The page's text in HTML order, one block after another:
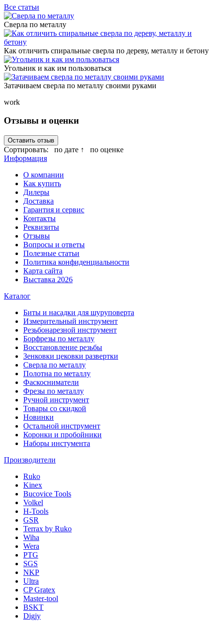
Все статьи
Сверла по металлу
Как отличить спиральные сверла по дереву, металлу и бетону
Угольник и как им пользоваться
Затачиваем сверла по металлу своими руками
work
Отзывы и оценки
Оставить отзыв
Сортировать: по дате ↑
по оценке
Информация
О компании
Как купить
Дилеры
Доставка
Гарантия и сервис
Контакты
Реквизиты
Отзывы
Вопросы и ответы
Полезные статьи
Политика конфиденциальности
Карта сайта
Выставка 2026
Каталог
Биты и насадки для шуруповерта
Измерительный инструмент
Резьбонарезной инструмент
Борфрезы по металлу
Восстановление резьбы
Зенковки цековки развертки
Сверла по металлу
Полотна по металлу
Фаскосниматели
Фрезы по металлу
Ручной инструмент
Товары со скидкой
Новинки
Остальной инструмент
Коронки и пробойники
Наборы инстумента
Производители
Ruko
Kinex
Bucovice Tools
Volkel
H-Tools
GSR
Terrax by Ruko
Wiha
Wera
PTG
SGS
NKP
Ultra
CP Gratex
Master-tool
BSKT
Digjy